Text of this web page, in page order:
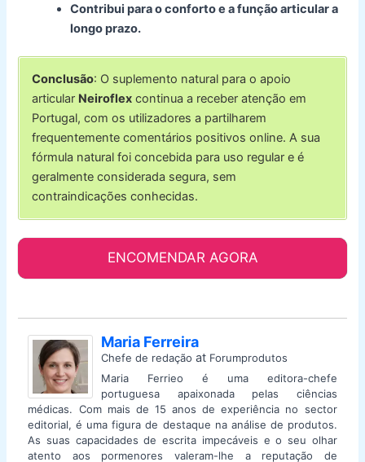
Contribui para o conforto e a função articular a
longo prazo.
Conclusão: O suplemento natural para o apoio
articular Neiroflex continua a receber atenção em
Portugal, com os utilizadores a partilharem
frequentemente comentários positivos online. A sua
fórmula natural foi concebida para uso regular e é
geralmente considerada segura, sem
contraindicações conhecidas.
ENCOMENDAR AGORA
Maria Ferreira
Chefe de redação at Forumprodutos
Maria Ferrieo é uma editora-chefe
portuguesa apaixonada pelas ciências
médicas. Com mais de 15 anos de experiência no sector
editorial, é uma figura de destaque na análise de produtos.
As suas capacidades de escrita impecáveis e o seu olhar
atento aos pormenores valeram-lhe a reputação de